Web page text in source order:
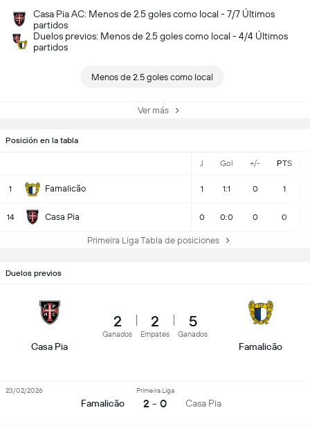
Casa Pia AC: Menos de 2.5 goles como local - 7/7 Últimos
partidos
Duelos previos: Menos de 2.5 goles como local - 4/4 Últimos
partidos
Menos de 2.5 goles como local
Ver más
Posición en la tabla
J Gol +/- PTS
1 Famalicão 1 1:1 0 1
14 Casa Pia 0 0:0 0 0
Primeira Liga Tabla de posiciones
Duelos previos
Casa Pia
2
Ganados
2
Empates
5
Ganados
Famalicão
Famalicão
Primeira Liga
2 - 0 Casa Pia
23/02/2026